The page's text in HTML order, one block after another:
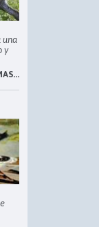
una
y